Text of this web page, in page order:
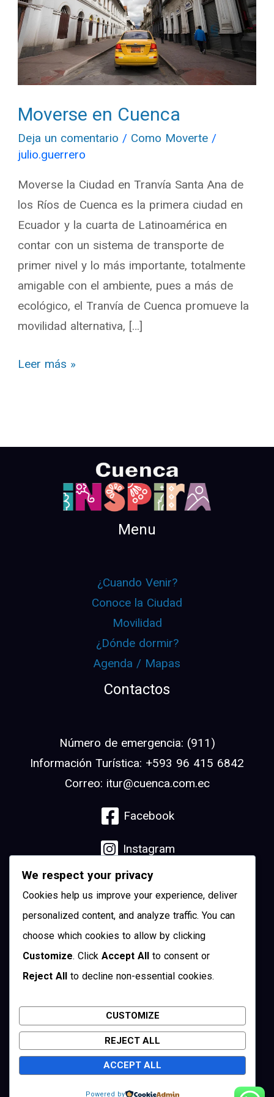
Moverse en Cuenca
Deja un comentario / Como Moverte /
julio.guerrero
Moverse la Ciudad en Tranvía Santa Ana de
los Ríos de Cuenca es la primera ciudad en
Ecuador y la cuarta de Latinoamérica en
contar con un sistema de transporte de
primer nivel y lo más importante, totalmente
amigable con el ambiente, pues a más de
ecológico, el Tranvía de Cuenca promueve la
movilidad alternativa, […]
Leer más »
Menu
¿Cuando Venir?
Conoce la Ciudad
Movilidad
¿Dónde dormir?
Agenda / Mapas
Contactos
Número de emergencia: (911)
Información Turística: +593 96 415 6842
Correo: itur@cuenca.com.ec
Facebook
Instagram
Linkedin
YouTube
Twitter
Cuenca, Ecuador
We respect your privacy
Cookies help us improve your experience, deliver
personalized content, and analyze traffic. You can
choose which cookies to allow by clicking
Customize. Click Accept All
to consent or
Reject All
to decline non-essential cookies.
CUSTOMIZE
REJECT ALL
ACCEPT ALL
Powered by